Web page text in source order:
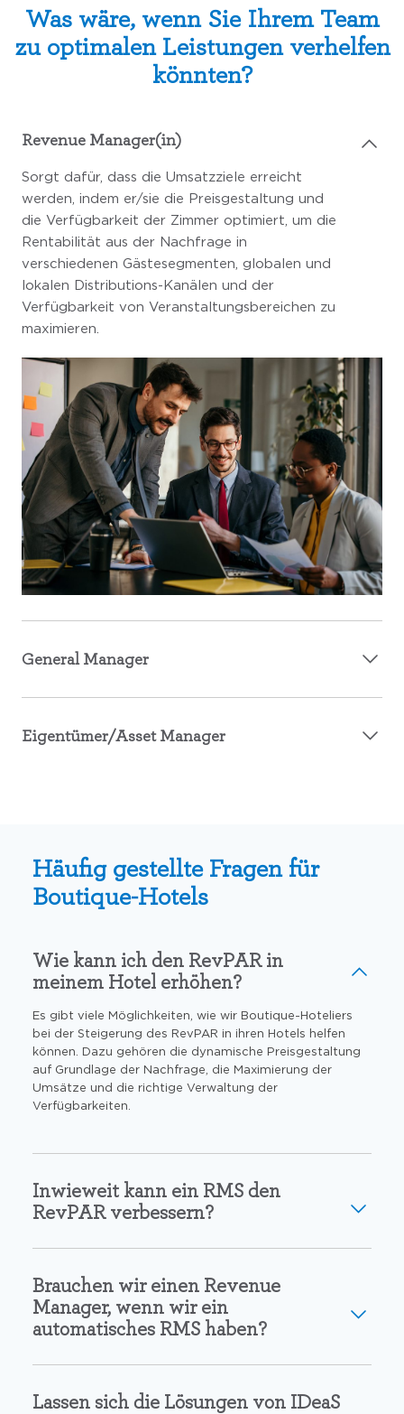
Was wäre, wenn Sie Ihrem Team
zu optimalen Leistungen verhelfen
könnten?
Revenue Manager(in)
Sorgt dafür, dass die Umsatzziele erreicht
werden, indem er/sie die Preisgestaltung und
die Verfügbarkeit der Zimmer optimiert, um die
Rentabilität aus der Nachfrage in
verschiedenen Gästesegmenten, globalen und
lokalen Distributions-Kanälen und der
Verfügbarkeit von Veranstaltungsbereichen zu
maximieren.
General Manager
Eigentümer/Asset Manager
Häufig gestellte Fragen für
Boutique-Hotels
Wie kann ich den RevPAR in
meinem Hotel erhöhen?
Es gibt viele Möglichkeiten, wie wir Boutique-Hoteliers
bei der Steigerung des RevPAR in ihren Hotels helfen
können. Dazu gehören die dynamische Preisgestaltung
auf Grundlage der Nachfrage, die Maximierung der
Umsätze und die richtige Verwaltung der
Verfügbarkeiten.
Inwieweit kann ein RMS den
RevPAR verbessern?
Brauchen wir einen Revenue
Manager, wenn wir ein
automatisches RMS haben?
Lassen sich die Lösungen von IDeaS